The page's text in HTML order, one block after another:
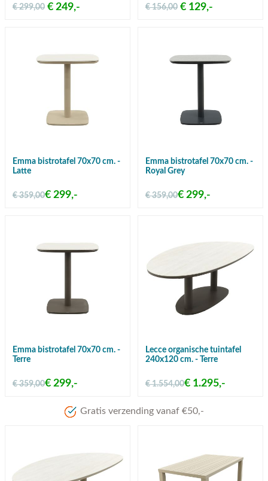
€ 249,-
€ 299,00 € 129,-
€ 156,00
Emma bistrotafel 70x70 cm. -
Latte
€ 359,00€ 299,-
Emma bistrotafel 70x70 cm. -
Royal Grey
€ 359,00€ 299,-
Emma bistrotafel 70x70 cm. -
Terre
€ 359,00€ 299,-
Lecce organische tuintafel
240x120 cm. - Terre
€ 1.554,00€ 1.295,-